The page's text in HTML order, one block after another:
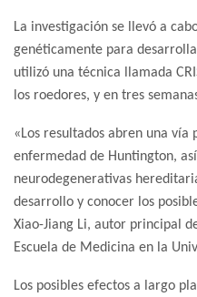
La investigación se llevó a
genéticamente para
utilizó una técnica llamada
los roedores, y en tres
«Los resultados abren una
enfermedad de Huntington,
neurodegenerativas
desarrollo y conocer los
Xiao-Jiang Li, autor principal
Escuela de Medicina en la
Los posibles efectos a largo